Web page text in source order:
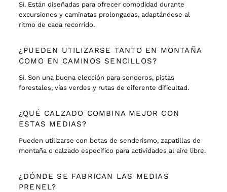
Sí. Están diseñadas para ofrecer comodidad durante
excursiones y caminatas prolongadas, adaptándose al
ritmo de cada recorrido.
¿PUEDEN UTILIZARSE TANTO EN MONTAÑA
COMO EN CAMINOS SENCILLOS?
Sí. Son una buena elección para senderos, pistas
forestales, vías verdes y rutas de diferente dificultad.
¿QUÉ CALZADO COMBINA MEJOR CON
ESTAS MEDIAS?
Pueden utilizarse con botas de senderismo, zapatillas de
montaña o calzado específico para actividades al aire libre.
¿DÓNDE SE FABRICAN LAS MEDIAS
PRENEL?